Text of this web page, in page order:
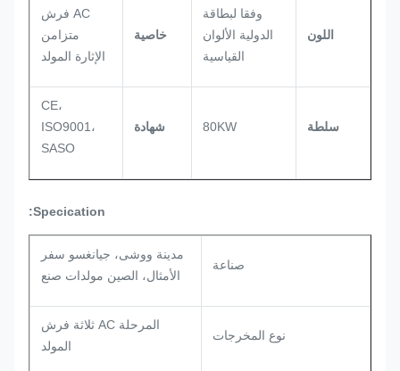
اللون
وفقا لبطاقة
الدولية الألوان
القياسية
خاصية
AC فرش
متزامن
الإثارة المولد
سلطة 80KW شهادة
CE،
ISO9001،
SASO
Specication:
صناعة
مدينة ووشى، جيانغسو سفر
الأمثال، الصين مولدات صنع
نوع المخرجات
المرحلة AC ثلاثة فرش
المولد